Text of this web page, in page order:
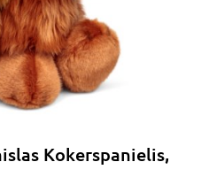
Kokerspanielis,